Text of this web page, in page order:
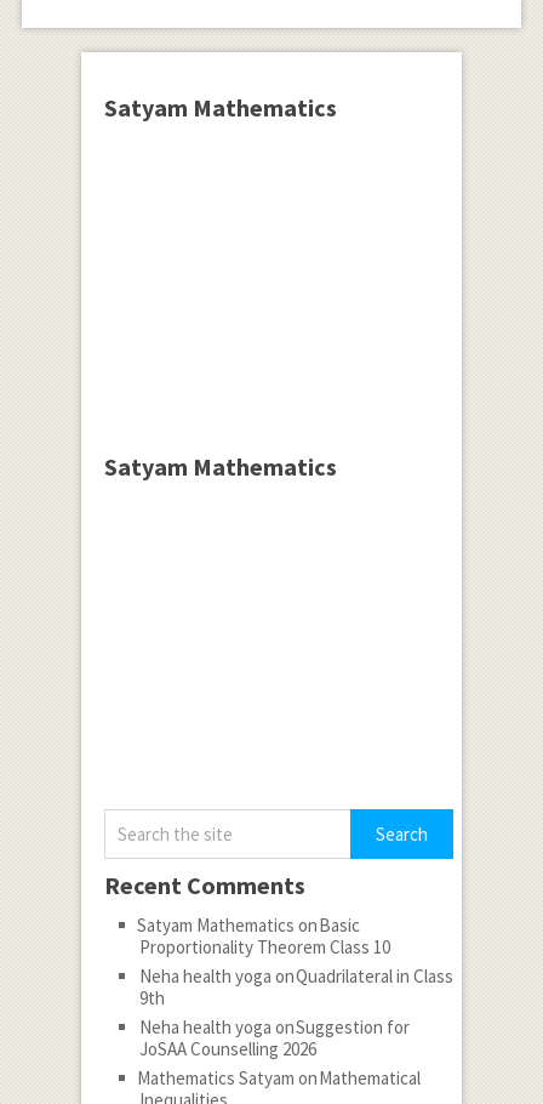
Satyam Mathematics
Satyam Mathematics
Recent Comments
Satyam Mathematics onBasic
Proportionality Theorem Class 10
Neha health yoga onQuadrilateral in Class
9th
Neha health yoga onSuggestion for
JoSAA Counselling 2026
Mathematics Satyam onMathematical